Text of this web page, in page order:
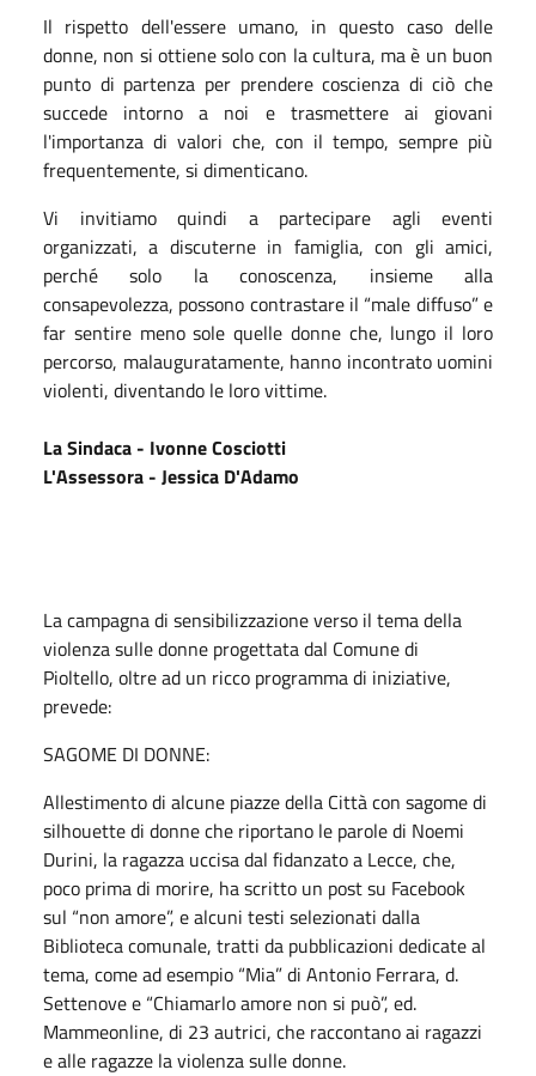
Il rispetto dell'essere umano, in questo caso delle
donne, non si ottiene solo con la cultura, ma è un buon
punto di partenza per prendere coscienza di ciò che
succede intorno a noi e trasmettere ai giovani
l'importanza di valori che, con il tempo, sempre più
frequentemente, si dimenticano.
Vi invitiamo quindi a partecipare agli eventi
organizzati, a discuterne in famiglia, con gli amici,
perché solo la conoscenza, insieme alla
consapevolezza, possono contrastare il “male diffuso” e
far sentire meno sole quelle donne che, lungo il loro
percorso, malauguratamente, hanno incontrato uomini
violenti, diventando le loro vittime.
La Sindaca - Ivonne Cosciotti
L'Assessora - Jessica D'Adamo
La campagna di sensibilizzazione verso il tema della
violenza sulle donne progettata dal Comune di
Pioltello, oltre ad un ricco programma di iniziative,
prevede:
SAGOME DI DONNE:
Allestimento di alcune piazze della Città con sagome di
silhouette di donne che riportano le parole di Noemi
Durini, la ragazza uccisa dal fidanzato a Lecce, che,
poco prima di morire, ha scritto un post su Facebook
sul “non amore”, e alcuni testi selezionati dalla
Biblioteca comunale, tratti da pubblicazioni dedicate al
tema, come ad esempio “Mia” di Antonio Ferrara, d.
Settenove e “Chiamarlo amore non si può”, ed.
Mammeonline, di 23 autrici, che raccontano ai ragazzi
e alle ragazze la violenza sulle donne.